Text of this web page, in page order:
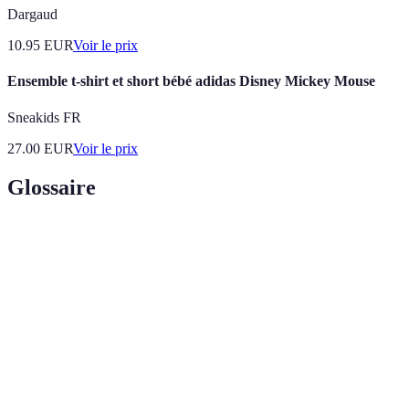
Dargaud
10.95 EURVoir le prix
Ensemble t-shirt et short bébé adidas Disney Mickey Mouse
Sneakids FR
27.00 EURVoir le prix
Glossaire